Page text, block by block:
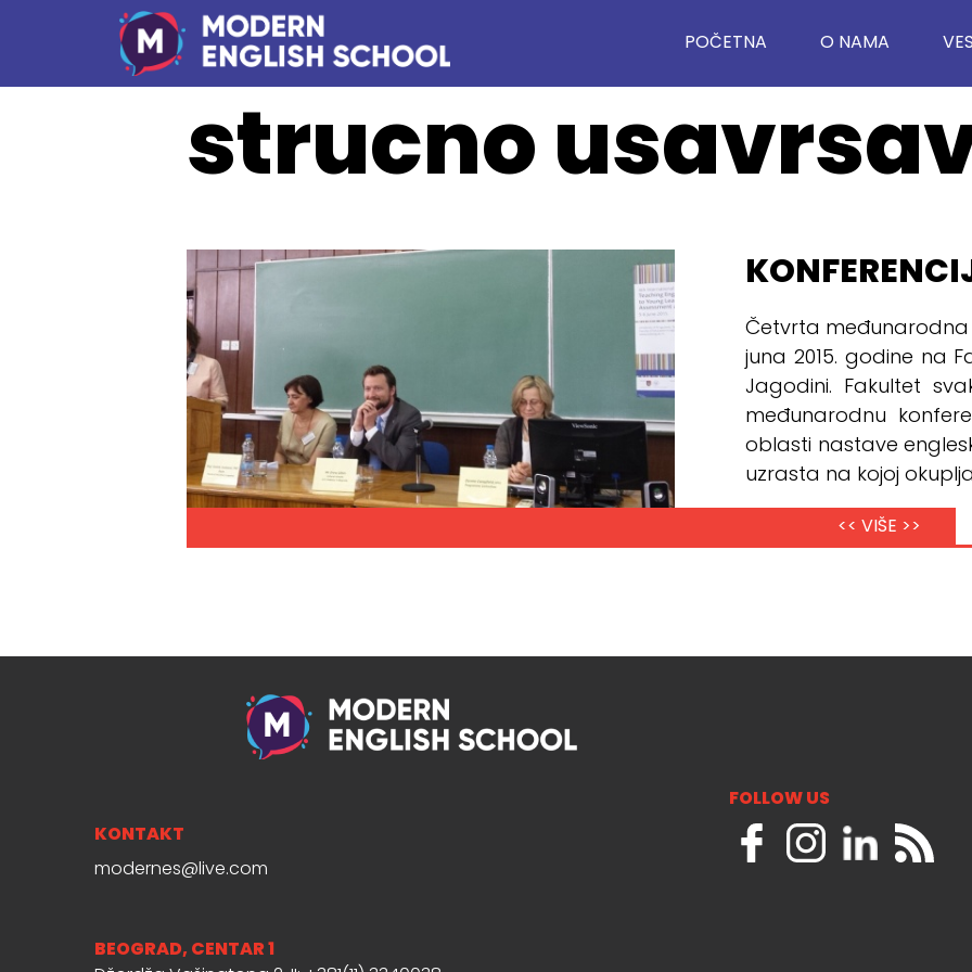
POČETNA O NAMA
strucno
Četvrta međunarodna
juna 2015. godine na
Jagodini. Fakultet
međunarodnu
oblasti nastave
uzrasta na kojoj
<< VIŠE >>
KONTAKT
modernes@live.com
BEOGRAD, CENTAR 1
FOLLOW US